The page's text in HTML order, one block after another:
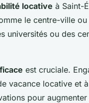
locative à Saint-
le centre-ville
universités ou des
est cruciale.
vacance locative et
pour